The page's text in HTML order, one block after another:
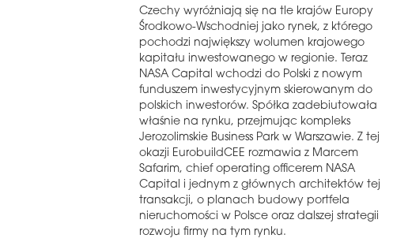
Czechy wyróżniają się na tle krajów Europy
Środkowo-Wschodniej jako rynek, z którego
pochodzi największy wolumen krajowego
kapitału inwestowanego w regionie. Teraz
NASA Capital wchodzi do Polski z nowym
funduszem inwestycyjnym skierowanym do
polskich inwestorów. Spółka zadebiutowała
właśnie na rynku, przejmując kompleks
Jerozolimskie Business Park w Warszawie. Z tej
okazji EurobuildCEE rozmawia z Marcem
Safarim, chief operating officerem NASA
Capital i jednym z głównych architektów tej
transakcji, o planach budowy portfela
nieruchomości w Polsce oraz dalszej strategii
rozwoju firmy na tym rynku.